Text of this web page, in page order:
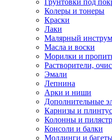
Колеры и тонеры
Краски
Лаки
Малярный
Масла и воски
Морилки и
Растворители,
Эмали
Лепнина
Арки и ниши
Дополнительные
Карнизы и
Колонны и
Консоли и балки
Молдинги и